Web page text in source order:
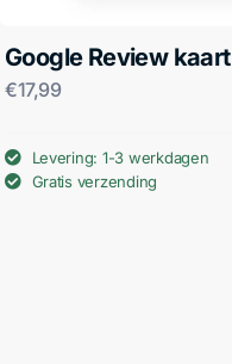
Google Review kaart
€17,99
Levering: 1-3 werkdagen
Gratis verzending